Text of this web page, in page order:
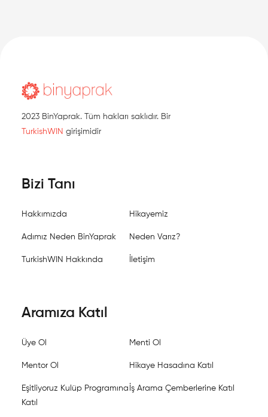
2023 BinYaprak. Tüm hakları saklıdır. Bir
TurkishWIN girişimidir
Bizi Tanı
Hakkımızda Hikayemiz
Adımız Neden BinYaprak Neden Varız?
TurkishWIN Hakkında İletişim
Aramıza Katıl
Üye Ol Menti Ol
Mentor Ol Hikaye Hasadına Katıl
Eşitliyoruz Kulüp Programına
Katıl
İş Arama Çemberlerine Katıl